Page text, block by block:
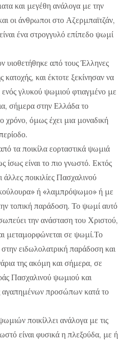
και μεγέθη ανάλογα με την
οι άνθρωποι στο Αζερμπαϊτζάν,
ένα στρογγυλό επίπεδο ψωμί
υιοθετήθηκε από τους Έλληνες
κατοχής, και έκτοτε ξεκίνησαν να
ενός γλυκού ψωμιού φτιαγμένο με
σήμερα στην Ελλάδα το
χρόνο, όμως έχει μια μοναδική
τα ποικίλα εορταστικά ψωμιά
ίσως είναι το πιο γνωστό. Εκτός
ποικιλίες Πασχαλινού
ή «λαμπρόψωμο» ή με
τοπική παράδοση. Το ψωμί αυτό
την ανάσταση του Χριστού,
μεταμορφώνεται σε ψωμί.Το
ειδωλολατρική παράδοση και
της ακόμη και σήμερα, σε
Πασχαλινού ψωμιού και
αγαπημένων προσώπων κατά το
ποικίλλει ανάλογα με τις
είναι φυσικά η πλεξούδα, με ή